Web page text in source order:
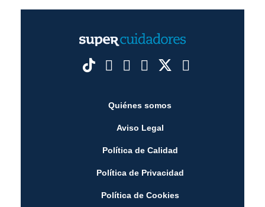
Quiénes somos
Aviso Legal
Política de Calidad
Política de Privacidad
Política de Cookies